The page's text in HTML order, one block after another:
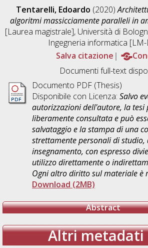
Tentarelli, Edoardo (2020)
algoritmi massicciamente paralleli in
[Laurea magistrale], Università di
Ingegneria informatica
Salva citazione
Documenti full-text
Documento PDF (Thesis)
Disponibile con Licenza: Salvo
autorizzazioni dell'autore, la tesi
liberamente consultata e può
salvataggio e la stampa di una
strettamente personali di studio,
insegnamento, con espresso
utilizzo direttamente o
Ogni altro diritto sul materiale è
Download (2MB)
Abstract
Altri metadati